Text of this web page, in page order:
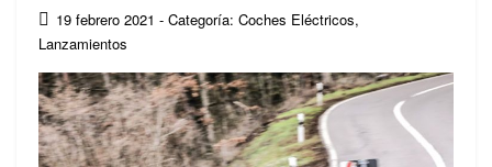
19 febrero 2021 - Categoría: Coches Eléctricos,
Lanzamientos